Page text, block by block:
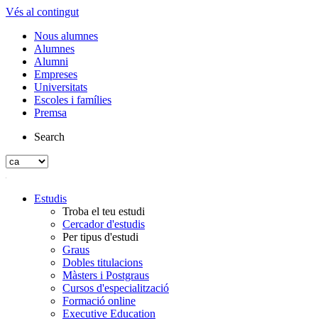
Vés al contingut
Nous alumnes
Alumnes
Alumni
Empreses
Universitats
Escoles i famílies
Premsa
Search
Estudis
Troba el teu estudi
Cercador d'estudis
Per tipus d'estudi
Graus
Dobles titulacions
Màsters i Postgraus
Cursos d'especialització
Formació online
Executive Education